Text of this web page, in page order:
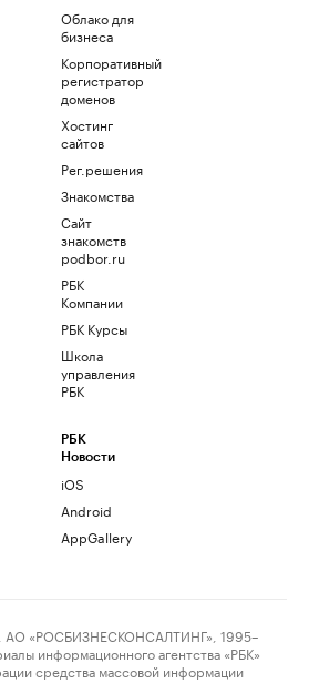
Облако для
бизнеса
Корпоративный
регистратор
доменов
Хостинг
сайтов
Рег.решения
Знакомства
Сайт
знакомств
podbor.ru
РБК
Компании
РБК Курсы
Школа
управления
РБК
РБК
Новости
iOS
Android
AppGallery
«РОСБИЗНЕСКОНСАЛТИНГ», 1995–
информационного агентства «РБК»
средства массовой информации